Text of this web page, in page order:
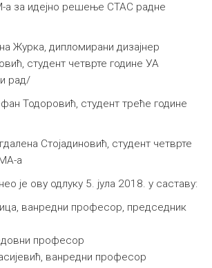
за идејно решење СТАС радне
Журка, дипломирани дизајнер
студент четврте године УА
рад/
Тодоровић, студент треће године
Стојадиновић, студент четврте
а
је ову одлуку 5. јула 2018. у саставу:
ванредни професор, председник
професор
ванредни професор